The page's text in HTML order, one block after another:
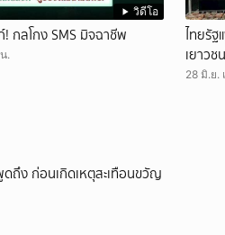
วิดีโอ
กลโกง SMS มิจฉาชีพ
.
ไทยรั
เยาวช
28 มิ.ย.
ถึง ก่อนเกิดเหตุสะเทือนขวัญ